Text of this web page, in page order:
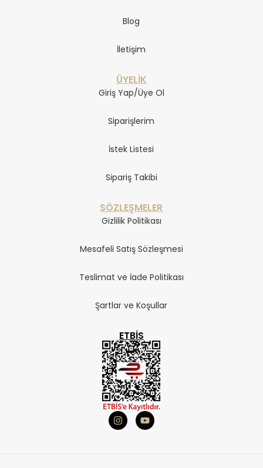
Blog
İletişim
ÜYELİK
Giriş Yap/Üye Ol
Siparişlerim
İstek Listesi
Sipariş Takibi
SÖZLEŞMELER
Gizlilik Politikası
Mesafeli Satış Sözleşmesi
Teslimat ve İade Politikası
Şartlar ve Koşullar
ETBIS